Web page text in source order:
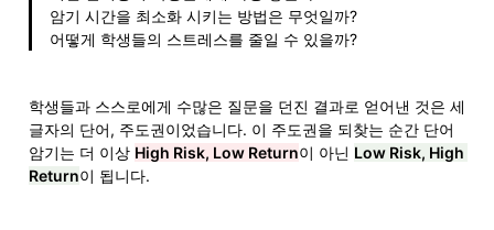
암기 시간을 최소화 시키는 방법은 무엇일까?
어떻게 학생들의 스트레스를 줄일 수 있을까?
학생들과 스스로에게 수많은 질문을 던진 결과로 얻어낸 것은 세
글자의 단어, 주도권이었습니다. 이 주도권을 되찾는 순간 단어
암기는 더 이상 High Risk, Low Return이 아닌 Low Risk, High
Return이 됩니다.